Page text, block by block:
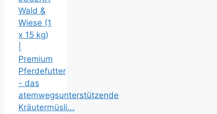
Wald &
Wiese (1
x 15 kg)
Premium
Pferdefutter
- das
atemwegsunterstützende
Kräutermüsli...